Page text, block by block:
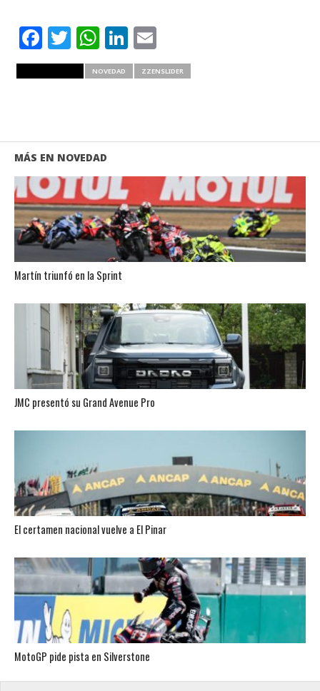
Facebook
Twitter
WhatsApp
LinkedIn
Email
NOVEDAD ZZENSLIDER
MÁS EN NOVEDAD
Martín triunfó en la Sprint
JMC presentó su Grand Avenue Pro
El certamen nacional vuelve a El Pinar
MotoGP pide pista en Silverstone